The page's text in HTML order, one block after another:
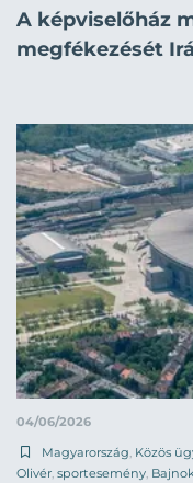
A képviselőház
megfékezését
04/06/2026
Magyarország Közös
Olivér sportesemény